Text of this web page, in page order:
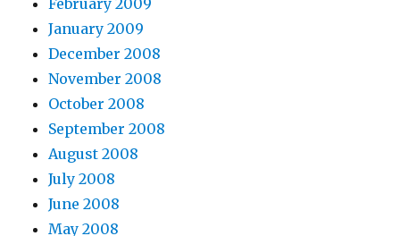
January 2009
December 2008
November 2008
October 2008
September 2008
August 2008
July 2008
June 2008
May 2008